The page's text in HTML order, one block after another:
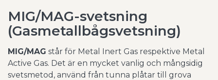
MIG/MAG-svetsning
(Gasmetallbågsvetsning)
MIG/MAG står för Metal Inert Gas respektive Metal
Active Gas. Det är en mycket vanlig och mångsidig
svetsmetod, använd från tunna plåtar till grova